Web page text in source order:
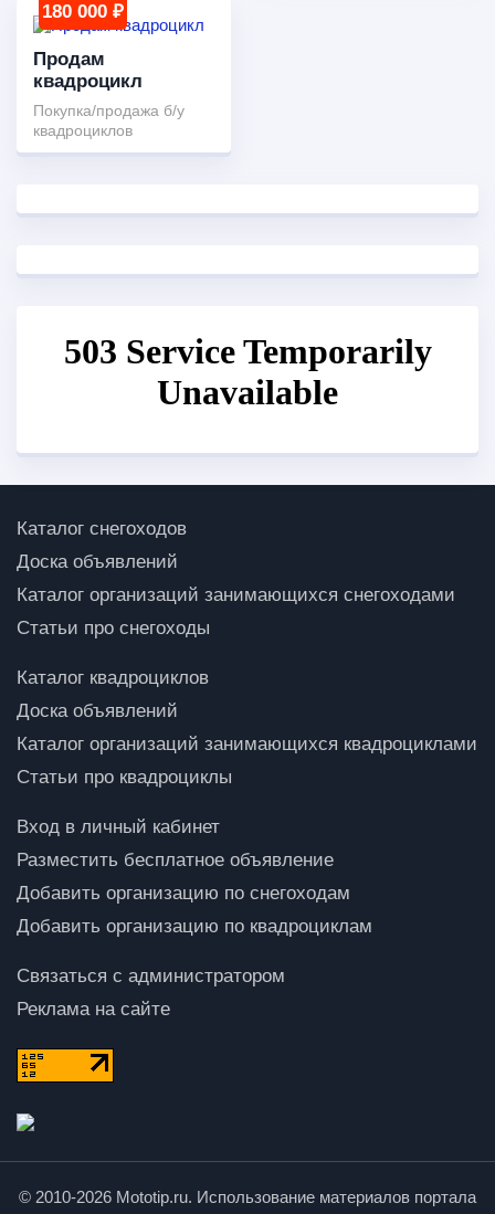
180 000 ₽
Продам
квадроцикл
Покупка/продажа б/у
квадроциклов
Каталог снегоходов
Доска объявлений
Каталог организаций занимающихся снегоходами
Статьи про снегоходы
Каталог квадроциклов
Доска объявлений
Каталог организаций занимающихся квадроциклами
Статьи про квадроциклы
Вход в личный кабинет
Разместить бесплатное объявление
Добавить организацию по снегоходам
Добавить организацию по квадроциклам
Связаться с администратором
Реклама на сайте
© 2010-2026 Mototip.ru. Использование материалов портала